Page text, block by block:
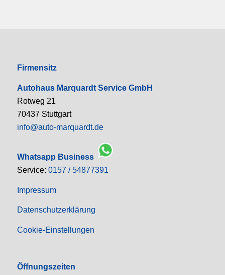
Firmensitz
Autohaus Marquardt Service GmbH
Rotweg 21
70437 Stuttgart
info@auto-marquardt.de
Whatsapp Business
Service: 0157 / 54877391
Impressum
Datenschutzerklärung
Cookie-Einstellungen
Öffnungszeiten